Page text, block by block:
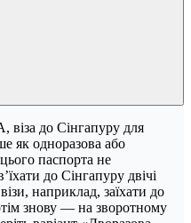
віза до Сінгапуру для
як одноразова або
паспорта не
до Сінгапуру двічі
наприклад, заїхати до
знову — на зворотному